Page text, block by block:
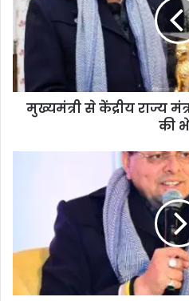
मुख्यमंत्री से केंद्रीय राज्य
की